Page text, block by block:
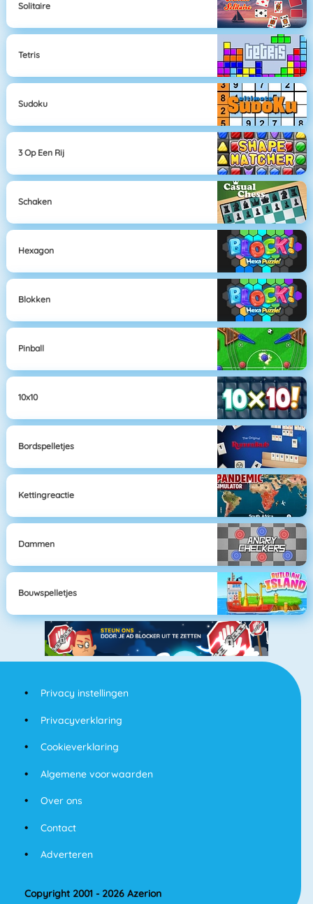
Solitaire
Tetris
Sudoku
3 Op Een Rij
Schaken
Hexagon
Blokken
Pinball
10x10
Bordspelletjes
Kettingreactie
Dammen
Bouwspelletjes
Privacy instellingen
Privacyverklaring
Cookieverklaring
Algemene voorwaarden
Over ons
Contact
Adverteren
Copyright 2001 - 2026 Azerion